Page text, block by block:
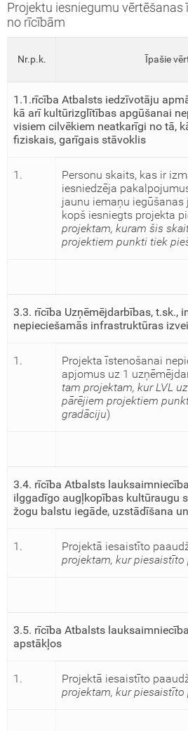
Projektu iesniegumu
no rīcībām
Nr.p.k. Īpašie
1.1.rīcība Atbalsts iedzīvotāju
kā arī kultūrizglītības apgūšanai
visiem cilvēkiem neatkarīgi no tā,
fiziskais, garīgais stāvoklis
1.
Personu skaits, kas ir
iesniedzēja
jaunu iemaņu
kopš iesniegts projekta
projektam, kuram šis
projektiem punkti tiek
3.3. rīcība Uzņēmējdarbības,
nepieciešamās infrastruktūras
1.
Projekta īstenošanai
apjomus uz 1
tam projektam, kur LVL
pārējiem projektiem
gradāciju)
3.4. rīcība Atbalsts
ilggadīgo augļkopības kultūraugu
žogu balstu iegāde, uzstādīšana
1. Projektā iesaistīto
projektam, kur
3.5. rīcība Atbalsts
apstākļos
1. Projektā iesaistīto
projektam, kur